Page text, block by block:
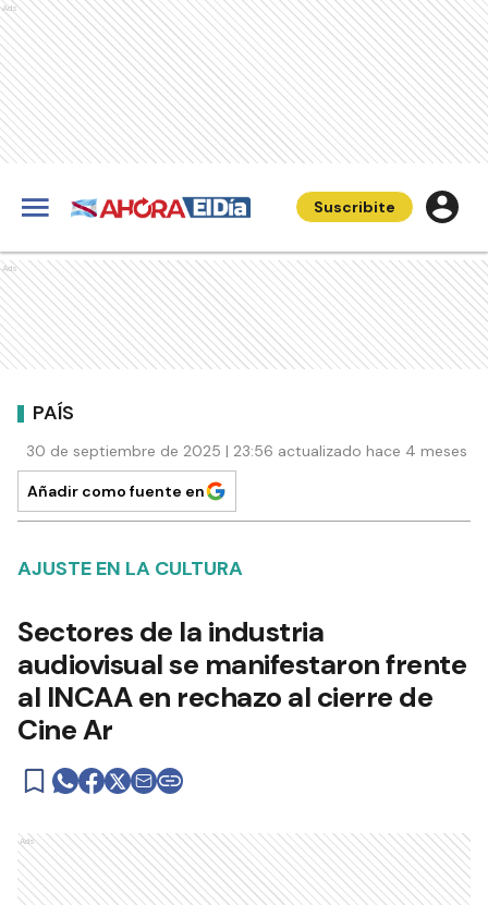
Ads
Suscribite
Ads
PAÍS
30 de septiembre de 2025 | 23:56 actualizado hace 4 meses
Añadir como fuente en
AJUSTE EN LA CULTURA
Sectores de la industria
audiovisual se manifestaron frente
al INCAA en rechazo al cierre de
Cine Ar
Ads